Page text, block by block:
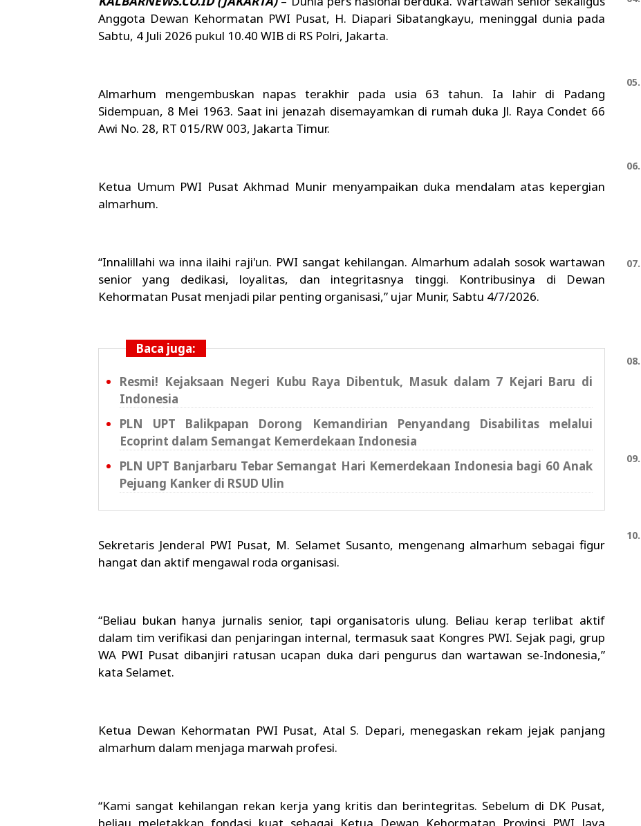
Anggota Dewan Kehormatan PWI Pusat, H. Diapari Sibatangkayu, meninggal dunia pada
Sabtu, 4 Juli 2026 pukul 10.40 WIB di RS Polri, Jakarta.
Almarhum mengembuskan napas terakhir pada usia 63 tahun. Ia lahir di Padang
Sidempuan, 8 Mei 1963. Saat ini jenazah disemayamkan di rumah duka Jl. Raya Condet 66
Awi No. 28, RT 015/RW 003, Jakarta Timur.
Ketua Umum PWI Pusat Akhmad Munir menyampaikan duka mendalam atas kepergian
almarhum.
“Innalillahi wa inna ilaihi raji'un. PWI sangat kehilangan. Almarhum adalah sosok wartawan
senior yang dedikasi, loyalitas, dan integritasnya tinggi. Kontribusinya di Dewan
Kehormatan Pusat menjadi pilar penting organisasi,” ujar Munir, Sabtu 4/7/2026.
Baca juga:
Resmi! Kejaksaan Negeri Kubu Raya Dibentuk, Masuk dalam 7 Kejari Baru di
Indonesia
PLN UPT Balikpapan Dorong Kemandirian Penyandang Disabilitas melalui
Ecoprint dalam Semangat Kemerdekaan Indonesia
PLN UPT Banjarbaru Tebar Semangat Hari Kemerdekaan Indonesia bagi 60 Anak
Pejuang Kanker di RSUD Ulin
Sekretaris Jenderal PWI Pusat, M. Selamet Susanto, mengenang almarhum sebagai figur
hangat dan aktif mengawal roda organisasi.
“Beliau bukan hanya jurnalis senior, tapi organisatoris ulung. Beliau kerap terlibat aktif
dalam tim verifikasi dan penjaringan internal, termasuk saat Kongres PWI. Sejak pagi, grup
WA PWI Pusat dibanjiri ratusan ucapan duka dari pengurus dan wartawan se-Indonesia,”
kata Selamet.
Ketua Dewan Kehormatan PWI Pusat, Atal S. Depari, menegaskan rekam jejak panjang
almarhum dalam menjaga marwah profesi.
“Kami sangat kehilangan rekan kerja yang kritis dan berintegritas. Sebelum di DK Pusat,